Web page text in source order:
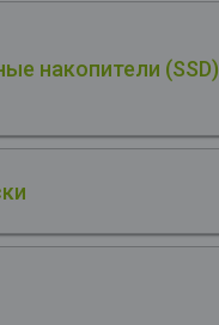
накопители (SSD)